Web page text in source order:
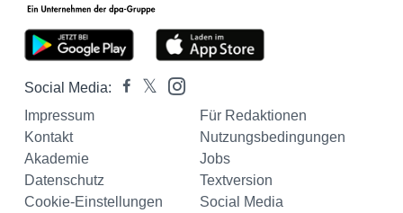
Social Media:
Impressum
Für Redaktionen
Kontakt
Nutzungsbedingungen
Akademie
Jobs
Datenschutz
Textversion
Cookie-Einstellungen
Social Media